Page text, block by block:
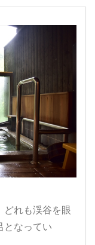
どれも渓谷を眼
となってい